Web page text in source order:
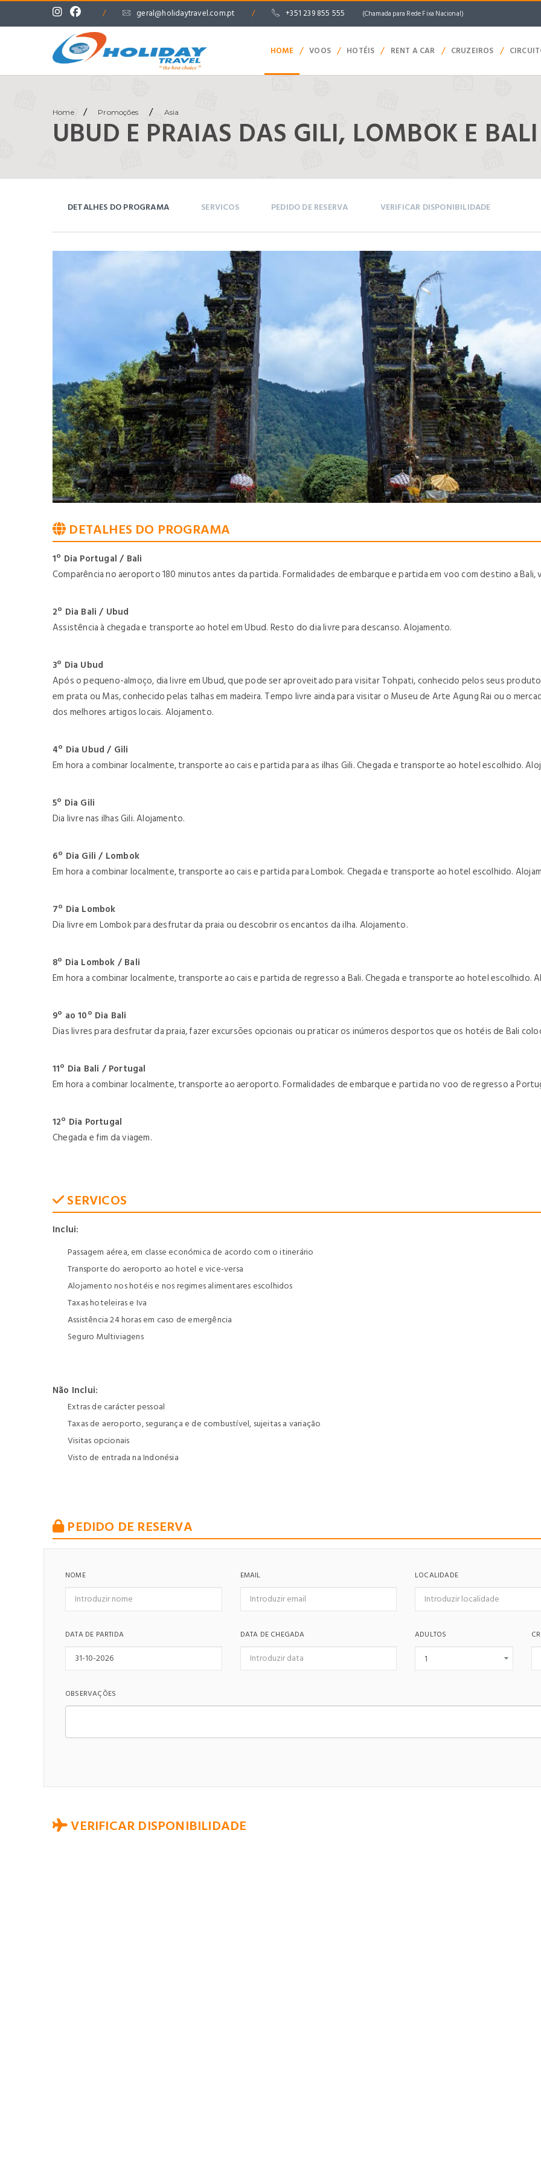
/ geral@holidaytravel.com.pt / +351 239 855 555 (Chamada para Rede Fixa Nacional)
HOME / VOOS / HOTÉIS / RENT A CAR / CRUZEIROS /
Home / Promoções / Asia
UBUD E PRAIAS DAS GILI, LOMBOK E BALI
DETALHES DO PROGRAMA SERVICOS PEDIDO DE RESERVA VERIFICAR DISPONIBILIDADE
DETALHES DO PROGRAMA
1º Dia Portugal / Bali
Comparência no aeroporto 180 minutos antes da partida. Formalidades de embarque e partida em voo com destino a Bali,
2º Dia Bali / Ubud
Assistência à chegada e transporte ao hotel em Ubud. Resto do dia livre para descanso. Alojamento.
3º Dia Ubud
Após o pequeno-almoço, dia livre em Ubud, que pode ser aproveitado para visitar Tohpati, conhecido pelos seus
em prata ou Mas, conhecido pelas talhas em madeira. Tempo livre ainda para visitar o Museu de Arte Agung Rai ou o
dos melhores artigos locais. Alojamento.
4º Dia Ubud / Gili
Em hora a combinar localmente, transporte ao cais e partida para as ilhas Gili. Chegada e transporte ao hotel escolhido.
5º Dia Gili
Dia livre nas ilhas Gili. Alojamento.
6º Dia Gili / Lombok
Em hora a combinar localmente, transporte ao cais e partida para Lombok. Chegada e transporte ao hotel escolhido.
7º Dia Lombok
Dia livre em Lombok para desfrutar da praia ou descobrir os encantos da ilha. Alojamento.
8º Dia Lombok / Bali
Em hora a combinar localmente, transporte ao cais e partida de regresso a Bali. Chegada e transporte ao hotel escolhido.
9º ao 10º Dia Bali
Dias livres para desfrutar da praia, fazer excursões opcionais ou praticar os inúmeros desportos que os hotéis de Bali
11º Dia Bali / Portugal
Em hora a combinar localmente, transporte ao aeroporto. Formalidades de embarque e partida no voo de regresso a
12º Dia Portugal
Chegada e fim da viagem.
SERVICOS
Inclui:
Passagem aérea, em classe económica de acordo com o itinerário
Transporte do aeroporto ao hotel e vice-versa
Alojamento nos hotéis e nos regimes alimentares escolhidos
Taxas hoteleiras e Iva
Assistência 24 horas em caso de emergência
Seguro Multiviagens
Não Inclui:
Extras de carácter pessoal
Taxas de aeroporto, segurança e de combustível, sujeitas a variação
Visitas opcionais
Visto de entrada na Indonésia
PEDIDO DE RESERVA
NOME EMAIL LOCALIDADE
DATA DE PARTIDA DATA DE CHEGADA ADULTOS
OBSERVAÇÕES
VERIFICAR DISPONIBILIDADE